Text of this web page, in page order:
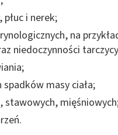
i nerek;
na
niedoczynności
masy ciała;
stawowych,